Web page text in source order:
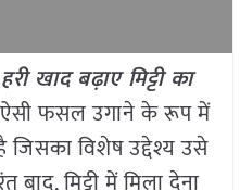
हरी खाद बढ़ाए मिट्टी का
फसल उगाने के रूप में
जिसका विशेष उद्देश्य उसे